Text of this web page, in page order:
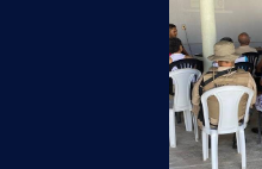
Carlos Miranda - 08 de agosto
em Juazeiro
integração